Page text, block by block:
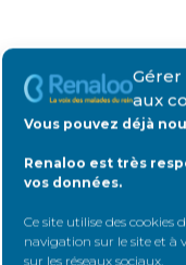
aux
Vous pouvez déjà
Renaloo est très
vos données.
Ce site utilise des cookies
navigation sur le site et à
sur les réseaux sociaux.
sujet